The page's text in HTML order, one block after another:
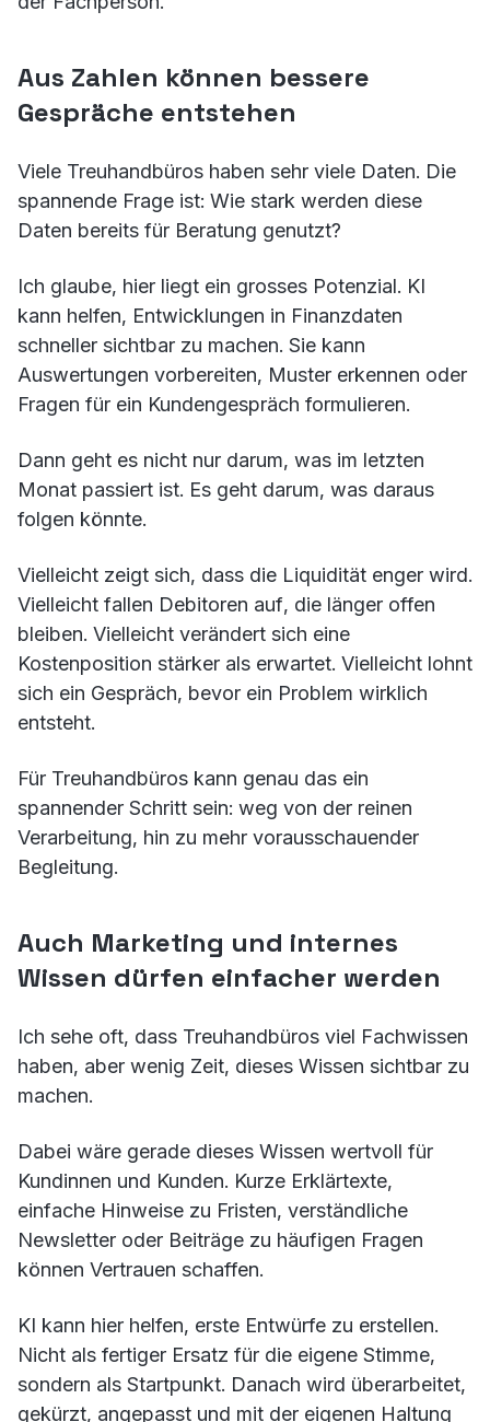
Aus Zahlen können bessere
Gespräche entstehen
Viele Treuhandbüros haben sehr viele Daten. Die
spannende Frage ist: Wie stark werden diese
Daten bereits für Beratung genutzt?
Ich glaube, hier liegt ein grosses Potenzial. KI
kann helfen, Entwicklungen in Finanzdaten
schneller sichtbar zu machen. Sie kann
Auswertungen vorbereiten, Muster erkennen oder
Fragen für ein Kundengespräch formulieren.
Dann geht es nicht nur darum, was im letzten
Monat passiert ist. Es geht darum, was daraus
folgen könnte.
Vielleicht zeigt sich, dass die Liquidität enger wird.
Vielleicht fallen Debitoren auf, die länger offen
bleiben. Vielleicht verändert sich eine
Kostenposition stärker als erwartet. Vielleicht lohnt
sich ein Gespräch, bevor ein Problem wirklich
entsteht.
Für Treuhandbüros kann genau das ein
spannender Schritt sein: weg von der reinen
Verarbeitung, hin zu mehr vorausschauender
Begleitung.
Auch Marketing und internes
Wissen dürfen einfacher werden
Ich sehe oft, dass Treuhandbüros viel Fachwissen
haben, aber wenig Zeit, dieses Wissen sichtbar zu
machen.
Dabei wäre gerade dieses Wissen wertvoll für
Kundinnen und Kunden. Kurze Erklärtexte,
einfache Hinweise zu Fristen, verständliche
Newsletter oder Beiträge zu häufigen Fragen
können Vertrauen schaffen.
KI kann hier helfen, erste Entwürfe zu erstellen.
Nicht als fertiger Ersatz für die eigene Stimme,
sondern als Startpunkt. Danach wird überarbeitet,
gekürzt, angepasst und mit der eigenen Haltung